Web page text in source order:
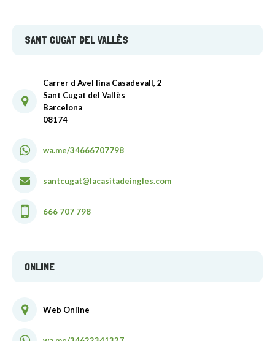
SANT CUGAT DEL VALLÈS
Carrer d Avel lina Casadevall, 2
Sant Cugat del Vallès
Barcelona
08174
wa.me/34666707798
santcugat@lacasitadeingles.com
666 707 798
ONLINE
Web Online